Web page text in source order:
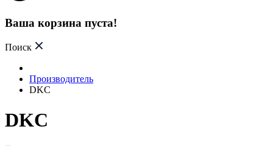
Ваша корзина пуста!
Поиск
Производитель
DKC
DKC